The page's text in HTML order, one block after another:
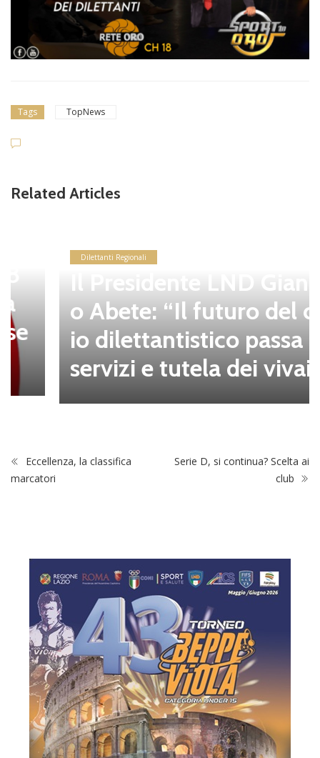
Tags TopNews
Related Articles
Dilettanti Regionali
Il Presidente LND Giancarl
o Abete: “Il futuro del calc
io dilettantistico passa da
servizi e tutela dei vivai”
Eccellenza, la classifica
marcatori
Serie D, si continua? Scelta ai
club